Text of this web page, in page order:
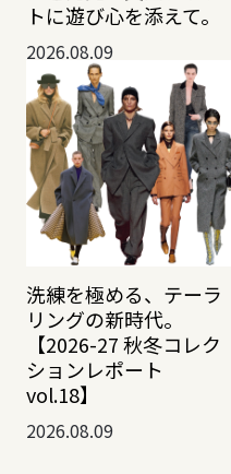
トに遊び心を添えて。
2026.08.09
洗練を極める、テーラ
リングの新時代。
【2026-27 秋冬コレク
ションレポート
vol.18】
2026.08.09